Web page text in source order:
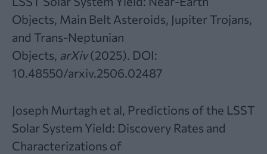
Objects, Main Belt Asteroids, Jupiter Trojans,
and Trans-Neptunian
Objects, arXiv(2025). DOI:
10.48550/arxiv.2506.02487
Joseph Murtagh et al, Predictions of the LSST
Solar System Yield: Discovery Rates and
Characterizations of